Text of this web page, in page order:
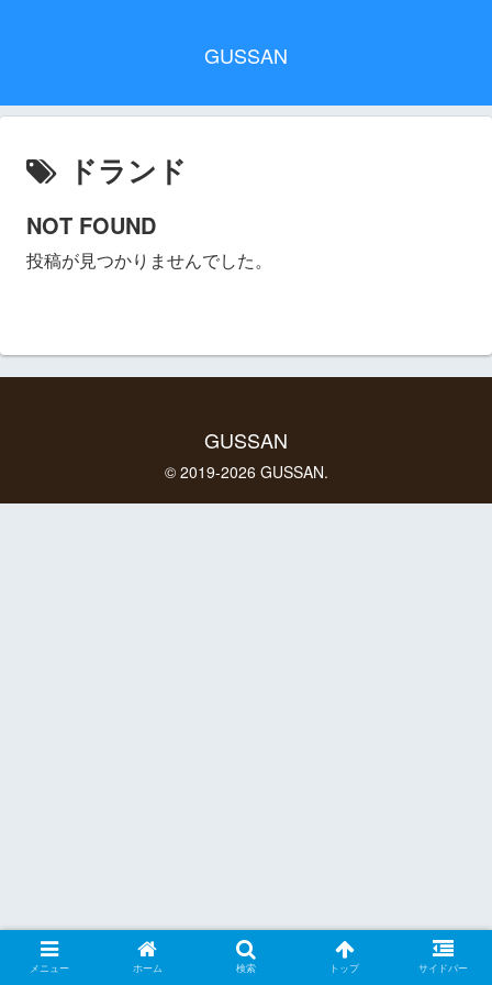
GUSSAN
ドランド
NOT FOUND
投稿が見つかりませんでした。
GUSSAN
© 2019-2026 GUSSAN.
メニュー ホーム 検索 トップ サイドバー